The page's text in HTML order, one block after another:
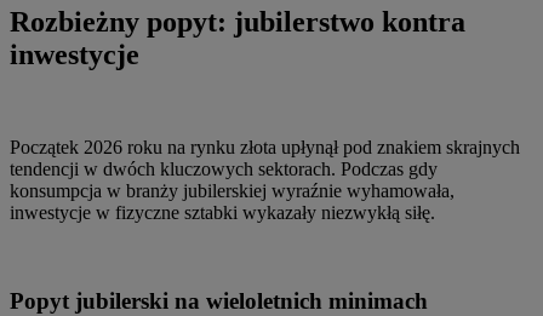
Rozbieżny popyt: jubilerstwo kontra
inwestycje
Początek 2026 roku na rynku złota upłynął pod znakiem skrajnych
tendencji w dwóch kluczowych sektorach. Podczas gdy
konsumpcja w branży jubilerskiej wyraźnie wyhamowała,
inwestycje w fizyczne sztabki wykazały niezwykłą siłę.
Popyt jubilerski na wieloletnich minimach